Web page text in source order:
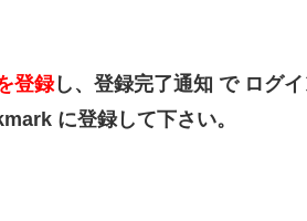
登録し、登録完了通知 で ログイ
に登録して下さい。